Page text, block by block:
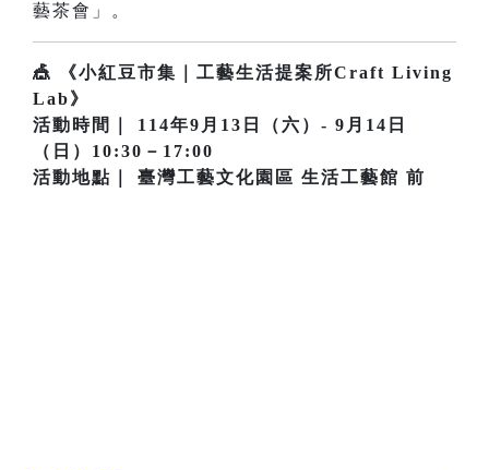
藝茶會」。
🎪 《小紅豆市集｜工藝生活提案所Craft Living
Lab》
活動時間｜ 114年9月13日（六）- 9月14日
（日）10:30－17:00
活動地點｜ 臺灣工藝文化園區 生活工藝館 前